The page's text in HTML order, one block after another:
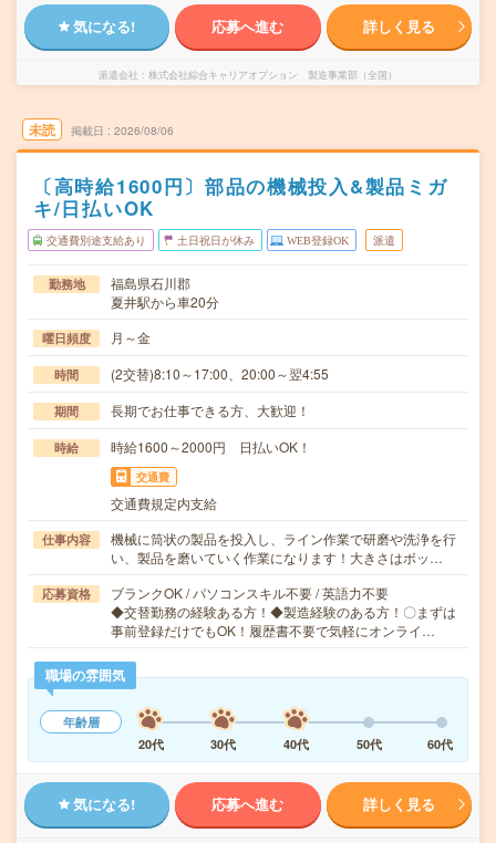
気になる! 応募へ進む 詳しく見る
派遣会社 株式会社綜合キャリアオプション 製造事業部（全国）
未読 掲載日 2026/08/06
〔高時給1600円〕部品の機械投入&製品ミガ
キ/日払いOK
交通費別途支給あり 土日祝日が休み WEB登録OK 派遣
勤務地
福島県石川郡
夏井駅から車20分
曜日頻度 月～金
時間 (2交替)8:10～17:00、20:00～翌4:55
期間 長期でお仕事できる方、大歓迎！
時給 時給1600～2000円 日払いOK！
交通費
交通費規定内支給
仕事内容
機械に筒状の製品を投入し、ライン作業で研磨や洗浄を行
い、製品を磨いていく作業になります！大きさはボッ…
応募資格
ブランクOK / パソコンスキル不要 / 英語力不要
◆交替勤務の経験ある方！◆製造経験のある方！〇まずは
事前登録だけでもOK！履歴書不要で気軽にオンライ…
職場の雰囲気
年齢層
20代
30代 40代 50代 60代
気になる! 応募へ進む 詳しく見る